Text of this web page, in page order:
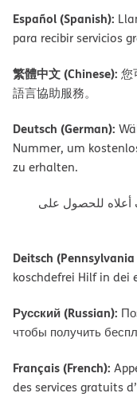
Español (Spanish):
para recibir servicios
繁體中文 (Chinese): 您
語言協助服務。
Deutsch (German):
Nummer, um
zu erhalten.
أﻋﻼه ﻟﻠﺤﺼﻮل ﻋﻠﻰ
Deitsch
koschdefrei Hilf in dei
Русский (Russian):
чтобы получить
Français (French):
des services gratuits